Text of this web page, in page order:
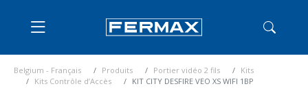
Belgium - Français Produits Portier vidéo 2 fils
Kits
Kits Contrôle d’Accès
KIT CITY DESFIRE VEO XS WIFI 1BP